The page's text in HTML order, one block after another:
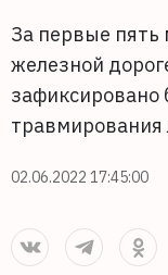
За первые пять
железной
зафиксировано
02.06.2022 17:45:00